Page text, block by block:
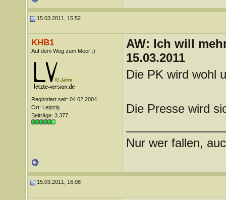
15.03.2011, 15:52
KHB1
Auf dem Weg zum Meer :)
Registriert seit: 04.02.2004
Ort: Leipzig
Beiträge: 3.377
AW: Ich will
15.03.2011
Die PK wird wohl
Die Presse wird
Nur wer fallen,
15.03.2011, 16:08